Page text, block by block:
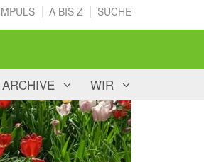
A BIS Z SUCHE
ARCHIVE WIR